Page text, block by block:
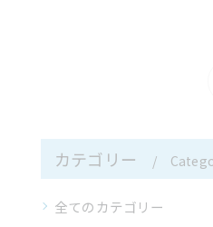
カテゴリー
全てのカテゴリー